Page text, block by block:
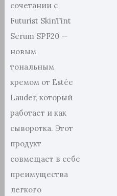
сочетании с
Futurist SkinTint
Serum SPF20 —
новым
тональным
кремом от Estée
Lauder, который
работает и как
сыворотка. Этот
продукт
совмещает в себе
преимущества
легкого